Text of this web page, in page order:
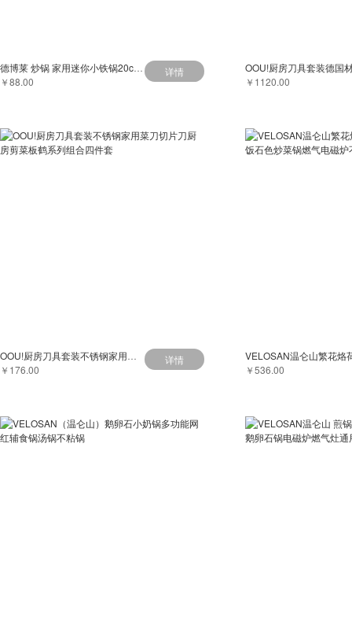
￥88.00
详情
￥1120.00
￥176.00
详情
￥536.00